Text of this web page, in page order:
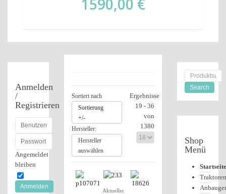
1590,00 €
Sortiert nach
Sortierung
+/-
Hersteller:
Hersteller
auswählen
Ergebnisse
19 - 36
von
1380
Aktueller
Anmelden
/
Registrieren
Angemeldet
bleiben
Anmelden
Shop
Menü
Startseite
Traktoren